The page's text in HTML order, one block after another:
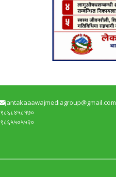
jantakaaawajmediagroup@gmail.com
९८६८४५८१७०
९८६५५०५५२०